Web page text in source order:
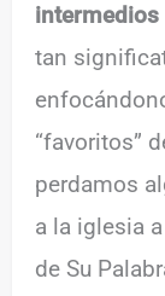
intermedios
tan
“favoritos”
perdamos
a la iglesia
de Su